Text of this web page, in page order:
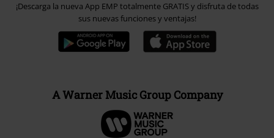
¡Descarga la nueva App EMP totalmente GRATIS y disfruta de todas
sus nuevas funciones y ventajas!
A Warner Music Group Company